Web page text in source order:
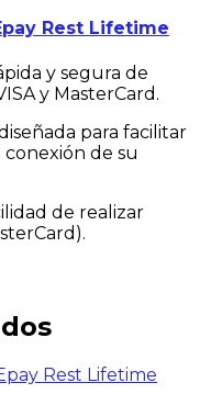
Rest Lifetime
y segura de
y MasterCard.
para facilitar
de su
de realizar